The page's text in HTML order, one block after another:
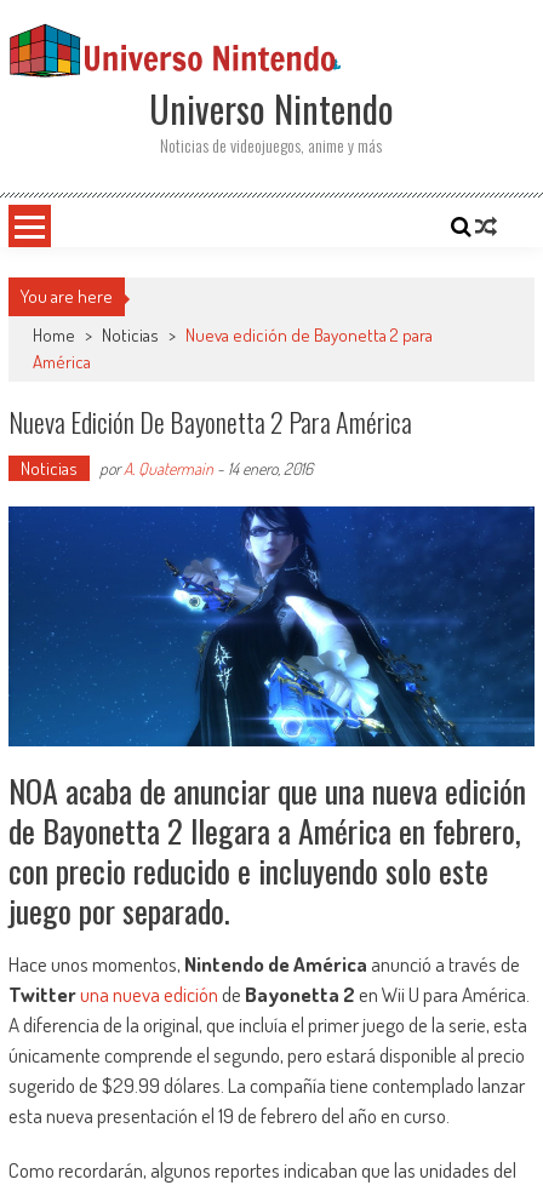
Universo Nintendo
Noticias de videojuegos, anime y más
You are here
Home > Noticias > Nueva edición de Bayonetta 2 para
América
Nueva Edición De Bayonetta 2 Para América
Noticias porA. Quatermain- 14 enero, 2016
NOA acaba de anunciar que una nueva edición
de Bayonetta 2 llegara a América en febrero,
con precio reducido e incluyendo solo este
juego por separado.
Hace unos momentos, Nintendo de América anunció a través de
Twitteruna nueva ediciónde Bayonetta 2en Wii U para América.
A diferencia de la original, que incluía el primer juego de la serie, esta
únicamente comprende el segundo, pero estará disponible al precio
sugerido de $29.99 dólares. La compañía tiene contemplado lanzar
esta nueva presentación el 19 de febrero del año en curso.
Como recordarán, algunos reportes indicaban que las unidades del